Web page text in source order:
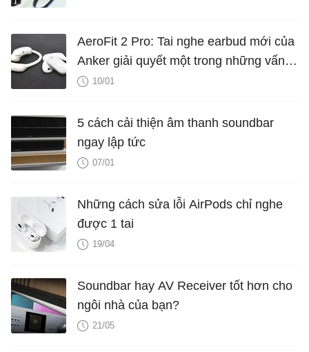
AeroFit 2 Pro: Tai nghe earbud mới của
Anker giải quyết một trong những vấn
đề khó chịu nhất
10/01
5 cách cải thiện âm thanh soundbar
ngay lập tức
07/01
Những cách sửa lỗi AirPods chỉ nghe
được 1 tai
19/04
Soundbar hay AV Receiver tốt hơn cho
ngôi nhà của bạn?
21/05